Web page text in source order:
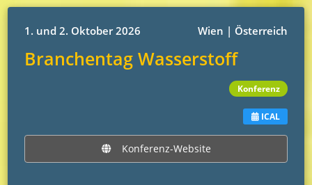
1. und 2. Oktober 2026 Wien | Österreich
Branchentag Wasserstoff
Konferenz
ICAL
Konferenz-Website